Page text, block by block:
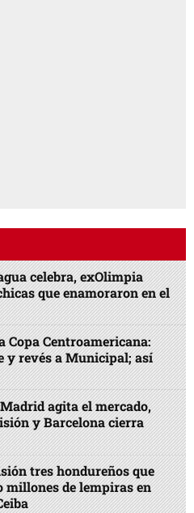
celebra, exOlimpia
que enamoraron en el
Copa Centroamericana:
y revés a Municipal; así
agita el mercado,
y Barcelona cierra
tres hondureños que
millones de lempiras en